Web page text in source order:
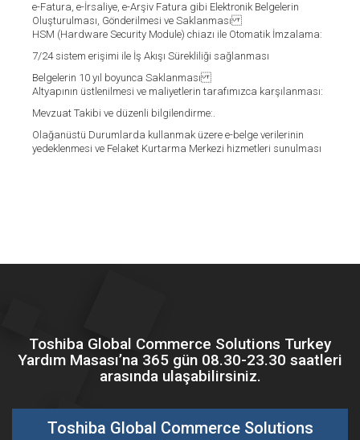
e-Fatura, e-İrsaliye, e-Arşiv Fatura gibi Elektronik Belgelerin
Oluşturulması, Gönderilmesi ve Saklanması
HSM (Hardware Security Module) chiazı ile Otomatik İmzalama:
7/24 sistem erişimi ile İş Akışı Sürekliliği sağlanması
Belgelerin 10 yıl boyunca Saklanması
Altyapının üstlenilmesi ve maliyetlerin tarafımızca karşılanması:
Mevzuat Takibi ve düzenli bilgilendirme:.
Olağanüstü Durumlarda kullanmak üzere e-belge verilerinin
yedeklenmesi ve Felaket Kurtarma Merkezi hizmetleri sunulması
Toshiba Global Commerce Solutions Turkey
Yardım Masası’na 365 gün 08.30-23.30 saatleri
arasında ulaşabilirsiniz.
Toshiba Global Commerce Solutions